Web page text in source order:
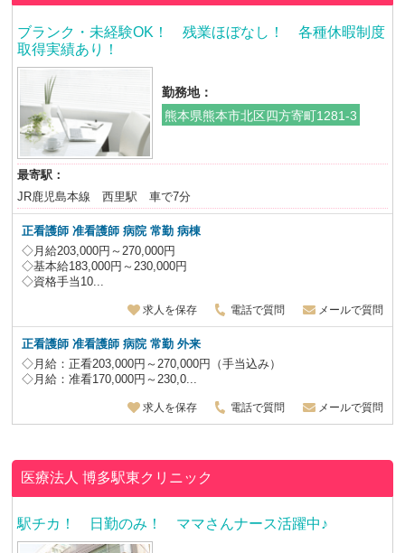
ブランク・未経験OK！ 残業ほぼなし！ 各種休暇制度
取得実績あり！
勤務地：
熊本県熊本市北区四方寄町1281-3
最寄駅：
JR鹿児島本線 西里駅 車で7分
正看護師 准看護師 病院 常勤 病棟
◇月給203,000円～270,000円
◇基本給183,000円～230,000円
◇資格手当10...
求人を保存 電話で質問 メールで質問
正看護師 准看護師 病院 常勤 外来
◇月給：正看203,000円～270,000円（手当込み）
◇月給：准看170,000円～230,0...
求人を保存 電話で質問 メールで質問
医療法人博多駅東クリニック
駅チカ！ 日勤のみ！ ママさんナース活躍中♪